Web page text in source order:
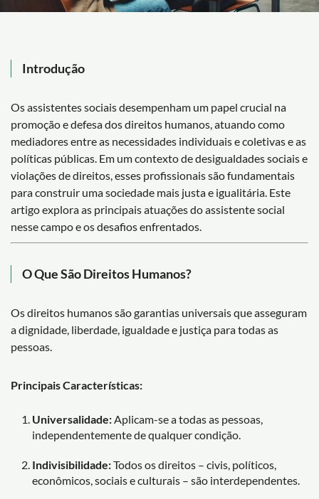
Introdução
Os assistentes sociais desempenham um papel crucial na
promoção e defesa dos direitos humanos, atuando como
mediadores entre as necessidades individuais e coletivas e as
políticas públicas. Em um contexto de desigualdades sociais e
violações de direitos, esses profissionais são fundamentais
para construir uma sociedade mais justa e igualitária. Este
artigo explora as principais atuações do assistente social
nesse campo e os desafios enfrentados.
O Que São Direitos Humanos?
Os direitos humanos são garantias universais que asseguram
a dignidade, liberdade, igualdade e justiça para todas as
pessoas.
Principais Características:
Universalidade: Aplicam-se a todas as pessoas,
independentemente de qualquer condição.
Indivisibilidade:Todos os direitos – civis, políticos,
econômicos, sociais e culturais – são interdependentes.